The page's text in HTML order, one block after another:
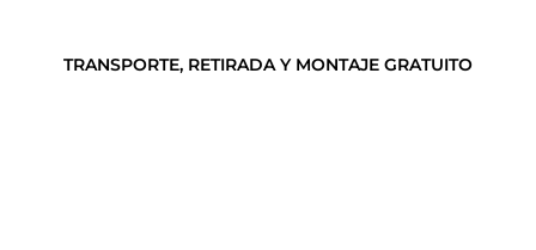
TRANSPORTE, RETIRADA Y MONTAJE GRATUITO